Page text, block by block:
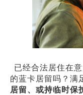
已经合法居住在
的蓝卡居留吗？满
居留、或持临时保